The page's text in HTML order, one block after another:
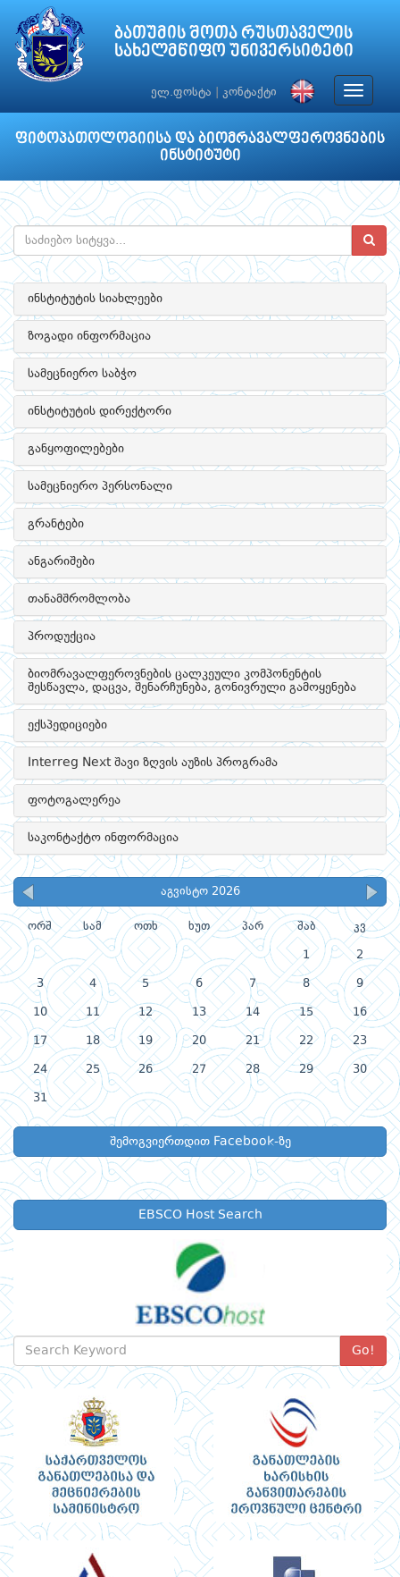
ბათუმის შოთა რუსთაველის
სახელმწიფო უნივერსიტეტი
ელ.ფოსტა კონტაქტი
Toggle
ფიტოპათოლოგიისა და ბიომრავალფეროვნების
ინსტიტუტი
ინსტიტუტის სიახლეები
ზოგადი ინფორმაცია
სამეცნიერო საბჭო
ინსტიტუტის დირექტორი
განყოფილებები
სამეცნიერო პერსონალი
გრანტები
ანგარიშები
თანამშრომლობა
პროდუქცია
ბიომრავალფეროვნების ცალკეული კომპონენტის
შესწავლა, დაცვა, შენარჩუნება, გონივრული გამოყენება
ექსპედიციები
Interreg Next შავი ზღვის აუზის პროგრამა
ფოტოგალერეა
საკონტაქტო ინფორმაცია
აგვისტო 2026
ორშ სამ ოთხ ხუთ პარ შაბ კვ
1 2
3 4 5 6 7 8 9
10 11 12 13 14 15 16
17 18 19 20 21 22 23
24 25 26 27 28 29 30
31
შემოგვიერთდით Facebook-ზე
EBSCO Host Search
Go!